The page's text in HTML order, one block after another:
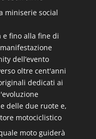
miniserie social
fino alla fine di
dell’evento
oltre cent'anni
dedicati ai
delle due ruote e,
motociclistico
moto guiderà